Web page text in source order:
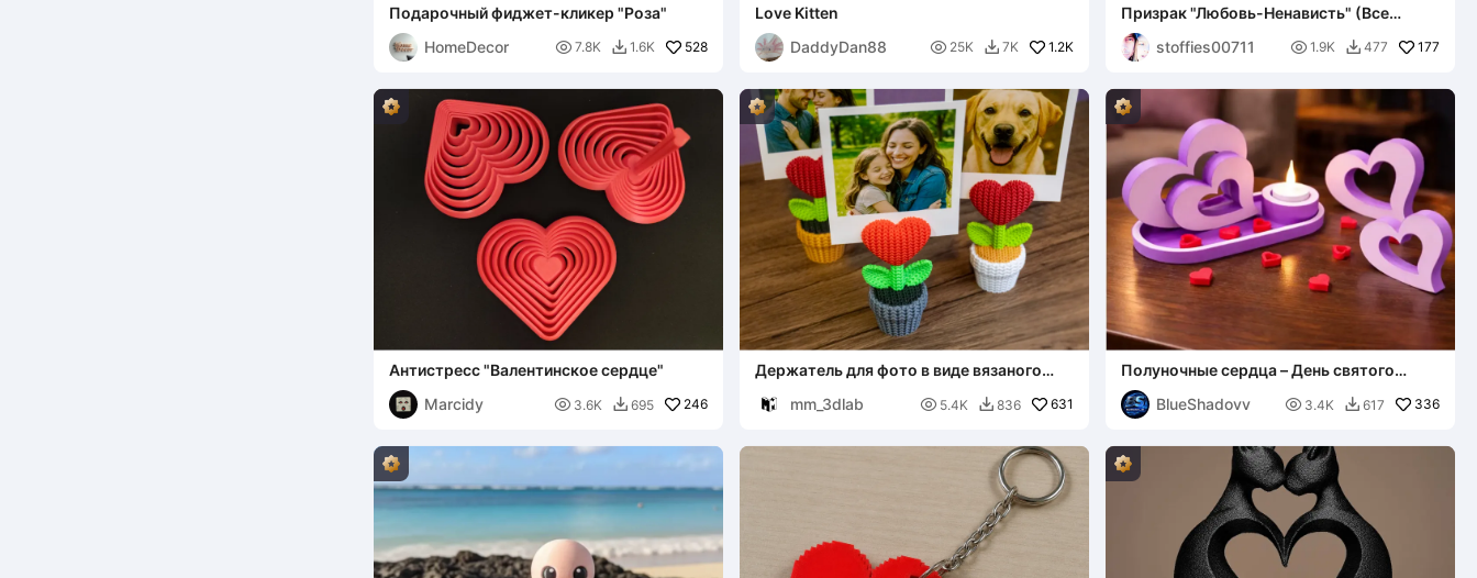
Подарочный фиджет-кликер "Роза"
HomeDecor
 7.8K  1.6K 528
Love Kitten
DaddyDan88
 25K  7K 1.2K
Призрак "Любовь-Ненависть" (Все
сложно)
stoffies00711
 1.9K  477 177
Антистресс "Валентинское сердце"
Marcidy
 3.6K  695 246
Держатель для фото в виде вязаного
mm_3dlab
 5.4K  836 631
Полуночные сердца – День святого
Валентина
BlueShadovv
 3.4K  617 336